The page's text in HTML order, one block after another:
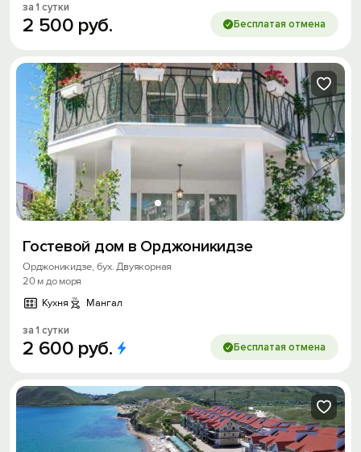
за 1 сутки
2 500 руб. Бесплатая отмена
Гостевой дом в Орджоникидзе
Орджоникидзе, бух. Двуякорная
20 м до моря
Кухня
Мангал
за 1 сутки
2 600 руб. Бесплатая отмена